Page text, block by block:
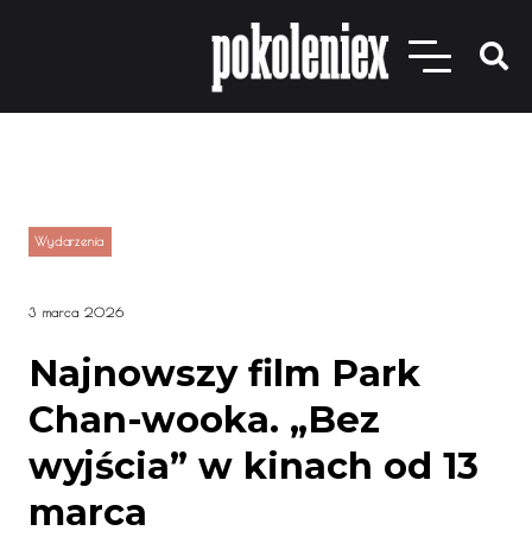
Wydarzenia
3 marca 2026
Najnowszy film Park
Chan-wooka. „Bez
wyjścia” w kinach od 13
marca